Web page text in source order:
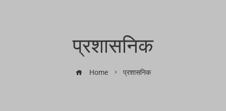
प्रशासनिक
Home प्रशासनिक